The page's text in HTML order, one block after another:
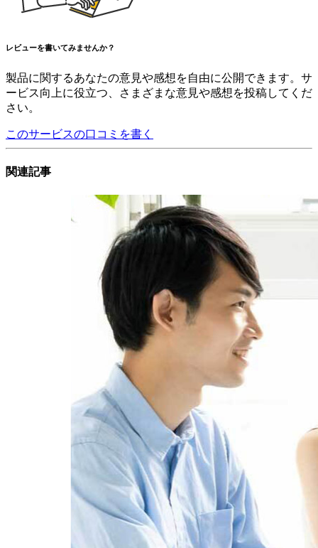
レビューを書いてみませんか？
製品に関するあなたの意見や感想を自由に公開できます。サ
ービス向上に役立つ、さまざまな意見や感想を投稿してくだ
さい。
このサービスの口コミを書く
関連記事